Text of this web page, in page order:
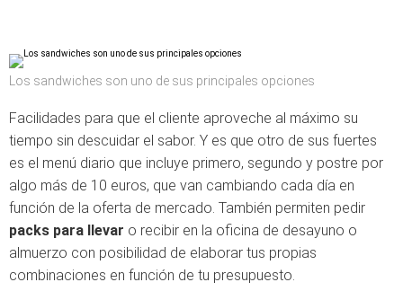
Los sandwiches son uno de sus principales opciones
Facilidades para que el cliente aproveche al máximo su
tiempo sin descuidar el sabor. Y es que otro de sus fuertes
es el menú diario que incluye primero, segundo y postre por
algo más de 10 euros, que van cambiando cada día en
función de la oferta de mercado. También permiten pedir
packs para llevar o recibir en la oficina de desayuno o
almuerzo con posibilidad de elaborar tus propias
combinaciones en función de tu presupuesto.